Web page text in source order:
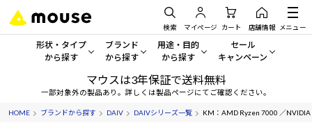
検索 マイページ カート 店舗情報 メニュー
形状・タイプ
から探す
形状・タイプから探す をすべてみる
デスクトップPC
ブランド
から探す
mouse
G TUNE
用途・目的
から探す
一般向けパソコン
ゲーミングPC・ゲーム向けパソコン
セール
キャンペーン
セール・キャンペー
期間限定セール
マウスは3年保証で送料無料
一部対象外の製品あり。詳しくは製品ページにてご確認ください。
HOME ブランドから探す DAIV DAIVシリーズ一覧 KM：AMD Ryzen 7000 ／NVIDIA